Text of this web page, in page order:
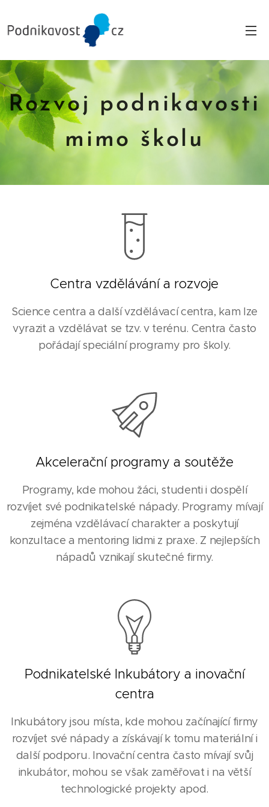
Rozvoj podnikavosti
mimo školu
Centra vzdělávání a rozvoje
Science centra a další vzdělávací centra, kam lze
vyrazit a vzdělávat se tzv. v terénu. Centra často
pořádají speciální programy pro školy.
Akcelerační programy a soutěže
Programy, kde mohou žáci, studenti i dospělí
rozvíjet své podnikatelské nápady. Programy mívají
zejména vzdělávací charakter a poskytují
konzultace a mentoring lidmi z praxe. Z nejlepších
nápadů vznikají skutečné firmy.
Podnikatelské Inkubátory a inovační
centra
Inkubátory jsou místa, kde mohou začínající firmy
rozvíjet své nápady a získávají k tomu materiální i
další podporu. Inovační centra často mívají svůj
inkubátor, mohou se však zaměřovat i na větší
technologické projekty apod.